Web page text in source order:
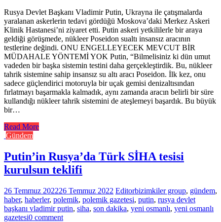
Rusya Devlet Başkanı Vladimir Putin, Ukrayna ile çatışmalarda
yaralanan askerlerin tedavi gördüğü Moskova’daki Merkez Askeri
Klinik Hastanesi’ni ziyaret etti. Putin askeri yetkililerle bir araya
geldiği görüşmede, nükleer Poseidon sualtı insansız aracının
testlerine değindi. ONU ENGELLEYECEK MEVCUT BİR
MÜDAHALE YÖNTEMİ YOK Putin, “Bilmelisiniz ki dün umut
vadeden bir başka sistemin testini daha gerçekleştirdik. Bu, nükleer
tahrik sistemine sahip insansız su altı aracı Poseidon. İlk kez, onu
sadece güçlendirici motoruyla bir uçak gemisi denizaltısından
fırlatmayı başarmakla kalmadık, aynı zamanda aracın belirli bir süre
kullandığı nükleer tahrik sistemini de ateşlemeyi başardık. Bu büyük
bir…
Read More
Gündem
Putin’in Rusya’da Türk SİHA tesisi
kurulsun teklifi
26 Temmuz 202226 Temmuz 2022 Editorbizimkiler group, gündem,
haber, haberler, polemik, polemik gazetesi, putin, rusya devlet
başkanı vladimir putin, siha, son dakika, yeni osmanlı, yeni osmanlı
gazetesi0 comment